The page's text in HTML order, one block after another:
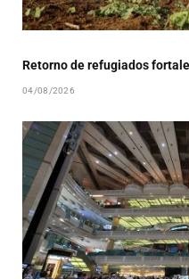
Retorno de refugiados
04/08/2026